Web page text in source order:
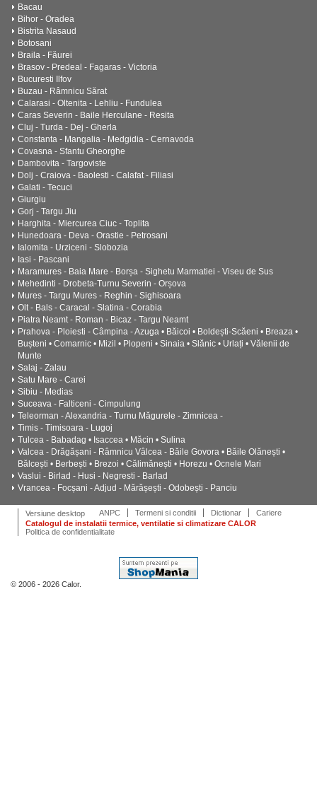
Bacau
Bihor - Oradea
Bistrita Nasaud
Botosani
Braila - Făurei
Brasov - Predeal - Fagaras - Victoria
Bucuresti Ilfov
Buzau - Râmnicu Sărat
Calarasi - Oltenita - Lehliu - Fundulea
Caras Severin - Baile Herculane - Resita
Cluj - Turda - Dej - Gherla
Constanta - Mangalia - Medgidia - Cernavoda
Covasna - Sfantu Gheorghe
Dambovita - Targoviste
Dolj - Craiova - Baolesti - Calafat - Filiasi
Galati - Tecuci
Giurgiu
Gorj - Targu Jiu
Harghita - Miercurea Ciuc - Toplita
Hunedoara - Deva - Orastie - Petrosani
Ialomita - Urziceni - Slobozia
Iasi - Pascani
Maramures - Baia Mare - Borșa - Sighetu Marmatiei - Viseu de Sus
Mehedinti - Drobeta-Turnu Severin - Orșova
Mures - Targu Mures - Reghin - Sighisoara
Olt - Bals - Caracal - Slatina - Corabia
Piatra Neamt - Roman - Bicaz - Targu Neamt
Prahova - Ploiesti - Câmpina - Azuga • Băicoi • Boldești-Scăeni • Breaza •
Bușteni • Comarnic • Mizil • Plopeni • Sinaia • Slănic • Urlați • Vălenii de
Munte
Salaj - Zalau
Satu Mare - Carei
Sibiu - Medias
Suceava - Falticeni - Cimpulung
Teleorman - Alexandria - Turnu Măgurele - Zimnicea -
Timis - Timisoara - Lugoj
Tulcea - Babadag • Isaccea • Măcin • Sulina
Valcea - Drăgășani - Râmnicu Vâlcea - Băile Govora • Băile Olănești •
Bălcești • Berbești • Brezoi • Călimănești • Horezu • Ocnele Mari
Vaslui - Birlad - Husi - Negresti - Barlad
Vrancea - Focșani - Adjud - Mărășești - Odobești - Panciu
Versiune desktop ANPC Termeni si conditii Dictionar
Cariere
Catalogul de instalatii termice, ventilatie si climatizare CALOR
Politica de confidentialitate
© 2006 - 2026 Calor.